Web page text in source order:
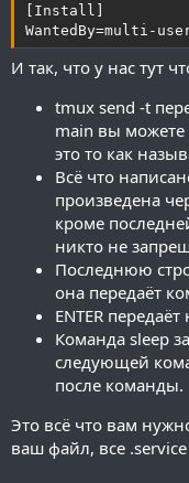
[Install]
WantedBy=multi-
И так, что у нас тут
tmux send -t
main вы можете
это то как
Всё что
произведена
кроме
никто не
Последнюю
она передаёт
ENTER
Команда sleep
следующей
после команды.
Это всё что вам
ваш файл, все